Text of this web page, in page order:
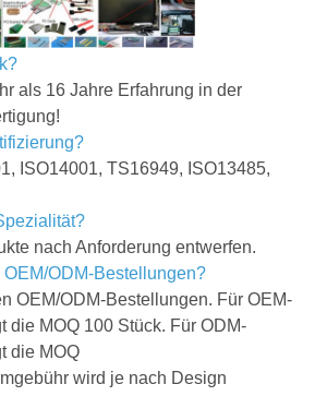
als 16 Jahre Erfahrung in der
ISO14001, TS16949, ISO13485,
nach Anforderung entwerfen.
ODM-Bestellungen?
OEM/ODM-Bestellungen. Für OEM-
die MOQ 100 Stück. Für ODM-
die MOQ
wird je nach Design